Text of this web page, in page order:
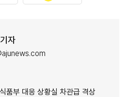
자
품부 대응 상황실 차관급 격상